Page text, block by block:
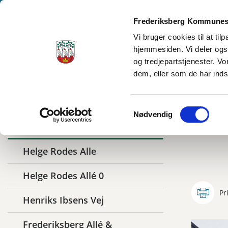
Frederiksberg
Vi bruger cookies til at
hjemmesiden. Vi deler
og tredjepartstjenester.
dem, eller som de har
Nødvendig
Oplev Frederiksberg
Relaterede artikler
Helge Rodes Alle
Helge Rodes Allé 0
Henriks Ibsens Vej
Frederiksberg Allé &